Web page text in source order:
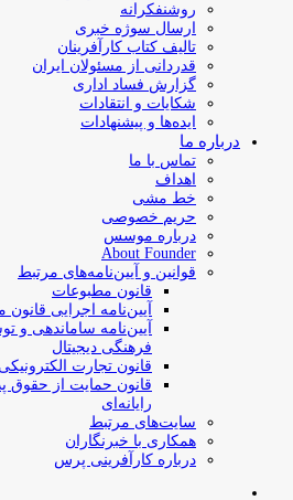
روشنفکرانه
ارسال سوژه‌ خبری
تالیف کتاب کارآفرینان
قدردانی از مسئولان ایران
گزارش فساد اداری
شکایات و انتقادات
ایده‌ها و پیشنهادات
درباره ما
تماس با ما
اهداف
خط مشی
حریم خصوصی
درباره موسس
About Founder
قوانین و آیین‌نامه‌های مرتبط
‌قانون مطبوعات
آیین‌نامه اجرایی قانون
آیین‌نامه سامان­دهی و
فرهنگی دیجیتال
قانون تجارت الکترونیکی
قانون حمایت از حقوق
رایانه‌ای
سایت‌های مرتبط
همکاری با خبرنگاران
درباره کارآفرینی پرس